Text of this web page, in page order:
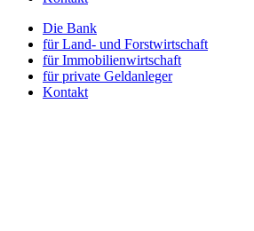
Die Bank
für Land- und Forstwirtschaft
für Immobilienwirtschaft
für private Geldanleger
Kontakt